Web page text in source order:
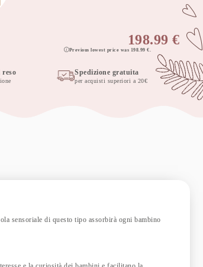
198.99€
Previous lowest price was 198.99€.
reso Spedizione gratuita
per acquisti superiori a 20€
sensoriale di questo tipo assorbirà ogni bambino